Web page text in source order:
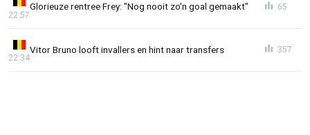
Glorieuze rentree Frey: "Nog nooit zo'n goal gemaakt"
22:57
65
Vitor Bruno looft invallers en hint naar transfers
22:34
357